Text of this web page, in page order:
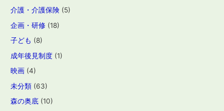
介護・介護保険 (5)
企画・研修 (18)
子ども (8)
成年後見制度 (1)
映画 (4)
未分類 (63)
森の奥底 (10)